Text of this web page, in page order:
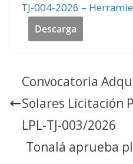
TJ-004-2026 –
Descarga
Convocatoria
Solares Licitación
LPL-TJ-003/2026
Tonalá aprueba